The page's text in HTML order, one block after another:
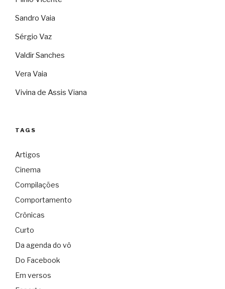
Sandro Vaia
Sérgio Vaz
Valdir Sanches
Vera Vaia
Vivina de Assis Viana
TAGS
Artigos
Cinema
Compilações
Comportamento
Crônicas
Curto
Da agenda do vô
Do Facebook
Em versos